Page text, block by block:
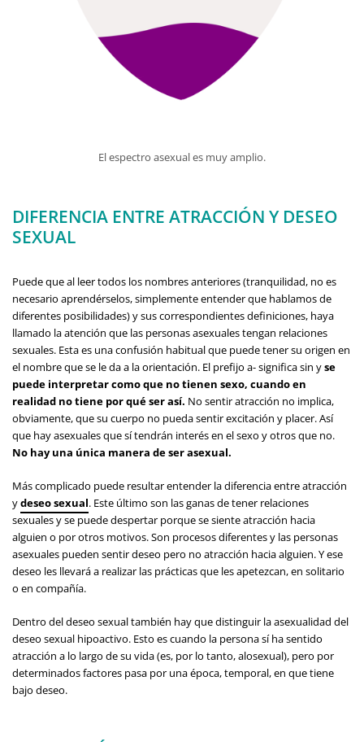
El espectro asexual es muy amplio.
DIFERENCIA ENTRE ATRACCIÓN Y DESEO
SEXUAL
Puede que al leer todos los nombres anteriores (tranquilidad, no es
necesario aprendérselos, simplemente entender que hablamos de
diferentes posibilidades) y sus correspondientes definiciones, haya
llamado la atención que las personas asexuales tengan relaciones
sexuales. Esta es una confusión habitual que puede tener su origen en
el nombre que se le da a la orientación. El prefijo a- significa sin yse
puede interpretar como que no tienen sexo, cuando en
realidad no tiene por qué ser así. No sentir atracción no implica,
obviamente, que su cuerpo no pueda sentir excitación y placer. Así
que hay asexuales que sí tendrán interés en el sexo y otros que no.
No hay una única manera de ser asexual.
Más complicado puede resultar entender la diferencia entre atracción
ydeseo sexual. Este último son las ganas de tener relaciones
sexuales y se puede despertar porque se siente atracción hacia
alguien o por otros motivos. Son procesos diferentes y las personas
asexuales pueden sentir deseo pero no atracción hacia alguien. Y ese
deseo les llevará a realizar las prácticas que les apetezcan, en solitario
o en compañía.
Dentro del deseo sexual también hay que distinguir la asexualidad del
deseo sexual hipoactivo. Esto es cuando la persona sí ha sentido
atracción a lo largo de su vida (es, por lo tanto, alosexual), pero por
determinados factores pasa por una época, temporal, en que tiene
bajo deseo.